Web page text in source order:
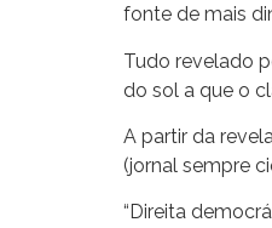
fonte de mais
Tudo revelado
do sol a que o
A partir da
(jornal sempre
“Direita